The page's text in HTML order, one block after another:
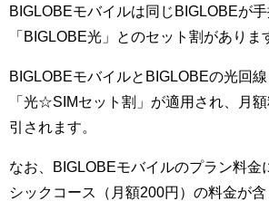
BIGLOBEモバイルは同じBIGLOBEが
「BIGLOBE光」とのセット割がありま
BIGLOBEモバイルとBIGLOBEの光回
「光☆SIMセット割」が適用され、月
引されます。
なお、BIGLOBEモバイルのプラン料金
シックコース（月額200円）の料金が含